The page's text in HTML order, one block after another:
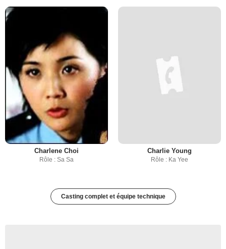
Charlene Choi
Rôle : Sa Sa
Charlie Young
Rôle : Ka Yee
Casting complet et équipe technique